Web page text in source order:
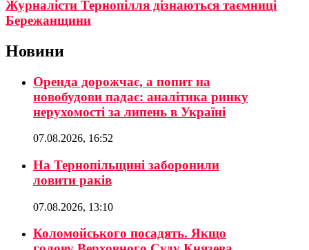
Журналісти Тернопілля дізнаються таємниці
Бережанщини
Новини
Оренда дорожчає, а попит на
новобудови падає: аналітика ринку
нерухомості за липень в Україні
07.08.2026, 16:52
На Тернопільщині заборонили
ловити раків
07.08.2026, 13:10
Коломойського посадять. Якщо